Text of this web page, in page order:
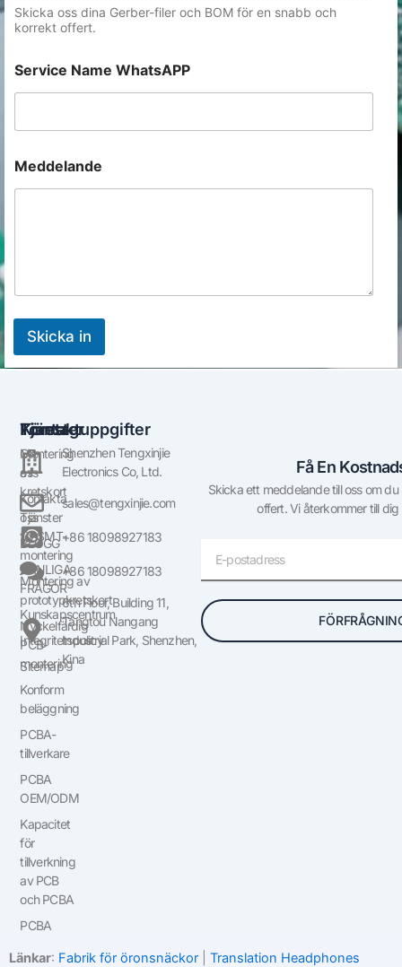
Skicka oss dina Gerber-filer och BOM för en snabb och
korrekt offert.
Service Name WhatsAPP
Meddelande
Skicka in
Företag
Om
oss
Kontakta
oss
BLOGG
VANLIGA
FRÅGOR
Kunskapscentrum
Integritetspolicy
Sitemap
Tjänster
Montering
av
kretskort
Tjänster
för SMT-
montering
Montering av
prototypkretskort
Nyckelfärdig
PCB-
montering
Konform
beläggning
PCBA-
tillverkare
PCBA
OEM/ODM
Kapacitet
för
tillverkning
av PCB
och PCBA
PCBA
Kontaktuppgifter
Shenzhen Tengxinjie
Electronics Co, Ltd.
sales@tengxinjie.com
+86 18098927183
+86 18098927183
6th Floor, Building 11,
Tangtou Nangang
Industrial Park, Shenzhen,
Kina
Få En
Skicka ett meddelande till oss om
offert. Vi återkommer till
post
Länkar: Fabrik för öronsnäckor
Translation Headphones